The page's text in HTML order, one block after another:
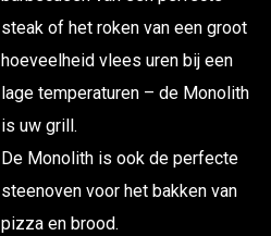
steak of het roken van een groot
hoeveelheid vlees uren bij een
lage temperaturen – de Monolith
is uw grill.
De Monolith is ook de perfecte
steenoven voor het bakken van
pizza en brood.